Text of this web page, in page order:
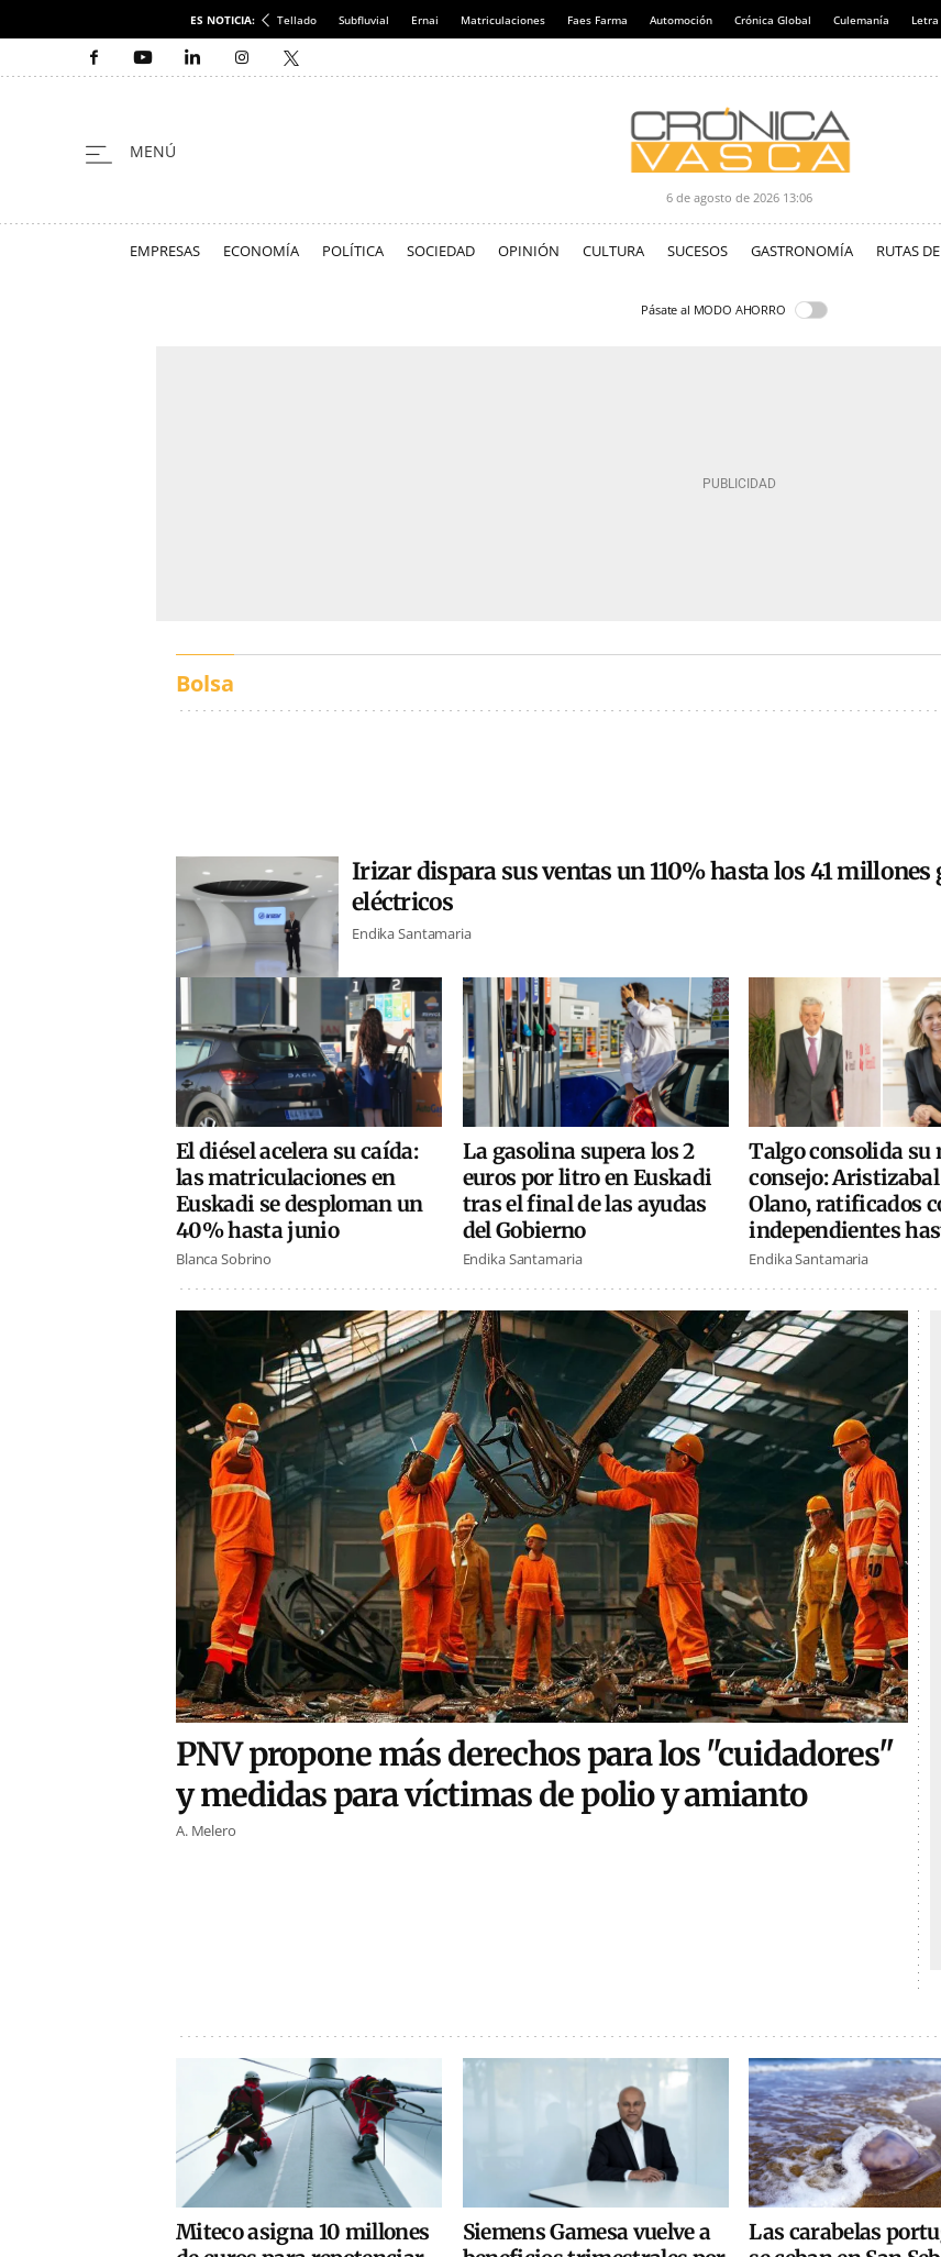
ES NOTICIA: Tellado Subfluvial Ernai Matriculaciones Faes Farma Automoción Crónica Global Culemanía
6 de agosto de 2026 13:06
EMPRESAS ECONOMÍA POLÍTICA SOCIEDAD OPINIÓN CULTURA SUCESOS GASTRONOMÍA RUTAS
Pásate al MODO AHORRO
Bolsa
Irizar dispara sus ventas un 110% hasta los 41 millones
eléctricos
Endika Santamaria
El diésel acelera su caída:
las matriculaciones en
Euskadi se desploman un
40% hasta junio
Blanca Sobrino
La gasolina supera los 2
euros por litro en Euskadi
tras el final de las ayudas
del Gobierno
Endika Santamaria
Talgo consolida su
consejo:
Olano, ratificados
independientes
Endika Santamaria
PNV propone más derechos para los "cuidadores"
y medidas para víctimas de polio y amianto
A. Melero
Miteco asigna 10 millones
Siemens Gamesa vuelve a
Las carabelas